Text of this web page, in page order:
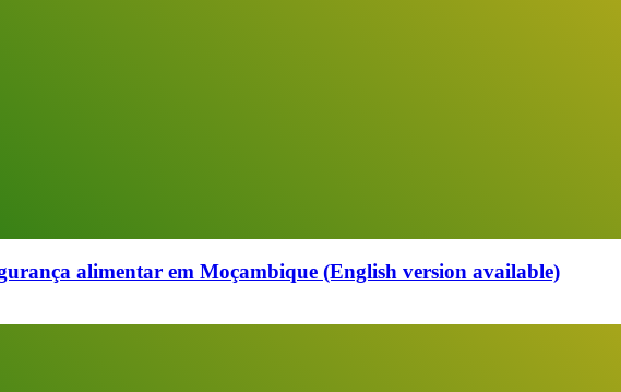
alimentar em Moçambique (English version available)